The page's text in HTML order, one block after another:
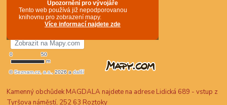
Kamenný obchůdek MAGDALA najdete na adrese Lidická 689 - vstup z
Tyršova náměstí, 252 63 Roztoky